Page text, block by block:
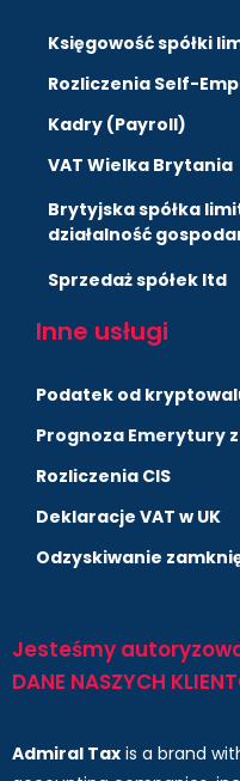
Księgowość spółki
Rozliczenia Self-
Kadry (Payroll)
VAT Wielka Brytania
Brytyjska spółka
działalność
Sprzedaż spółek ltd
Inne usługi
Podatek od
Prognoza Emerytury z
Rozliczenia CIS
Deklaracje VAT w UK
Odzyskiwanie
Jesteśmy
DANE NASZYCH
Admiral Tax is a brand